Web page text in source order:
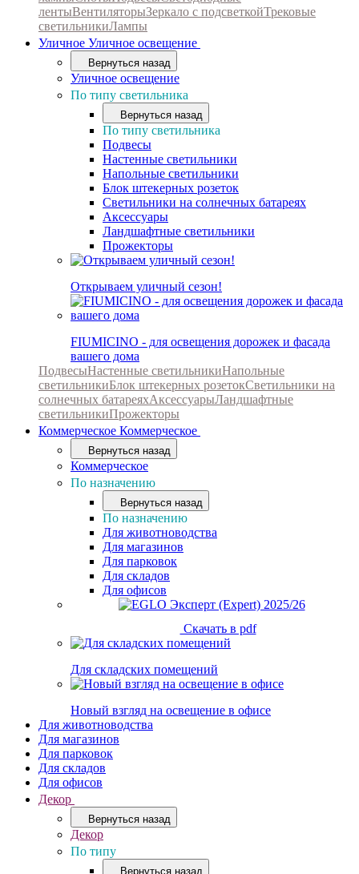
лентыВентиляторыЗеркало с подсветкойТрековые
светильникиЛампы
Уличное Уличное освещение
Вернуться назад
Уличное освещение
По типу светильника
Вернуться назад
По типу светильника
Подвесы
Настенные светильники
Напольные светильники
Блок штекерных розеток
Светильники на солнечных батареях
Аксессуары
Ландшафтные светильники
Прожекторы
Открываем уличный сезон!
FIUMICINO - для освещения дорожек и фасада
вашего дома
ПодвесыНастенные светильникиНапольные
светильникиБлок штекерных розетокСветильники на
солнечных батареяхАксессуарыЛандшафтные
светильникиПрожекторы
Коммерческое Коммерческое
Вернуться назад
Коммерческое
По назначению
Вернуться назад
По назначению
Для животноводства
Для магазинов
Для парковок
Для складов
Для офисов
Скачать в pdf
Для складских помещений
Новый взгляд на освещение в офисе
Для животноводства
Для магазинов
Для парковок
Для складов
Для офисов
Декор
Вернуться назад
Декор
По типу
Вернуться назад